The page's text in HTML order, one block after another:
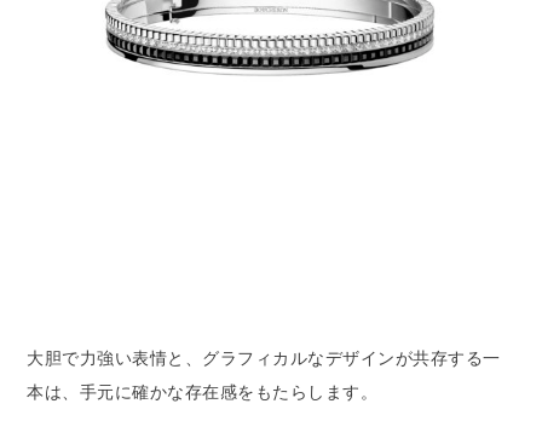
大胆で力強い表情と、グラフィカルなデザインが共存する一
本は、手元に確かな存在感をもたらします。